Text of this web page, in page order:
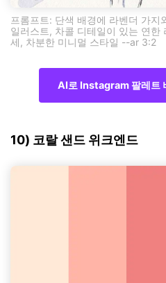
프롬프트: 단색 배경에 라벤더 가
일러스트, 차콜 디테일이 있는 연한
세, 차분한 미니멀 스타일 --ar 3:2
AI로 Instagram 팔레트
10) 코랄 샌드 위크엔드